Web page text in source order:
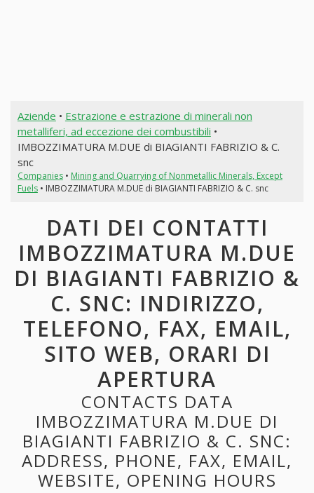
Aziende • Estrazione e estrazione di minerali non
metalliferi, ad eccezione dei combustibili •
IMBOZZIMATURA M.DUE di BIAGIANTI FABRIZIO & C.
snc
Companies• Mining and Quarrying of Nonmetallic Minerals, Except
Fuels• IMBOZZIMATURA M.DUE di BIAGIANTI FABRIZIO & C. snc
DATI DEI CONTATTI
IMBOZZIMATURA M.DUE
DI BIAGIANTI FABRIZIO &
C. SNC: INDIRIZZO,
TELEFONO, FAX, EMAIL,
SITO WEB, ORARI DI
APERTURA
CONTACTS DATA
IMBOZZIMATURA M.DUE DI
BIAGIANTI FABRIZIO & C. SNC:
ADDRESS, PHONE, FAX, EMAIL,
WEBSITE, OPENING HOURS